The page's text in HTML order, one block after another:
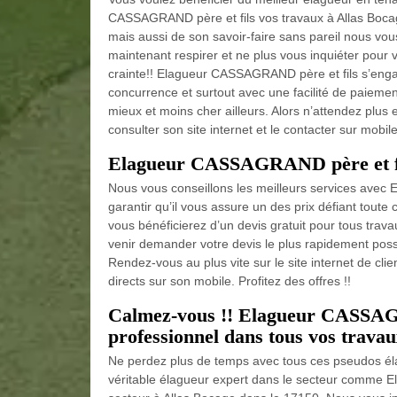
CASSAGRAND père et fils vos travaux à Allas
mais aussi de son savoir-faire sans pareil nous
maintenant respirer et ne plus vous inquiéter pour
crainte!! Elagueur CASSAGRAND père et fils
concurrence et surtout avec une facilité de
mieux et moins cher ailleurs. Alors n’attendez
consulter son site internet et le contacter sur
Elagueur CASSAGRAND père
Nous vous conseillons les meilleurs services avec
garantir qu’il vous assure un des prix défiant
vous bénéficierez d’un devis gratuit pour tous
venir demander votre devis le plus rapidement
Rendez-vous au plus vite sur le site internet de
directs sur son mobile. Profitez des offres !!
Calmez-vous !! Elagueur
professionnel dans tous vos
Ne perdez plus de temps avec tous ces pseudos
véritable élagueur expert dans le secteur comme